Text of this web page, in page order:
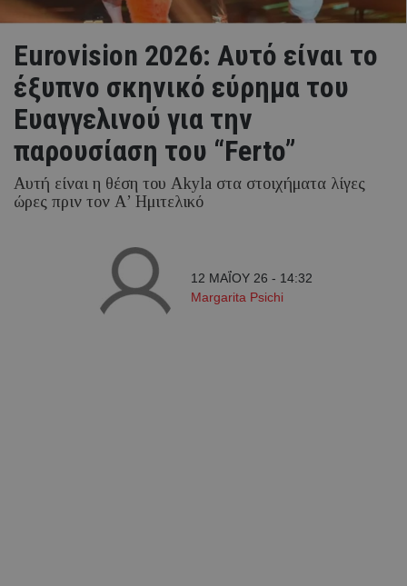
Eurovision 2026: Αυτό είναι το
έξυπνο σκηνικό εύρημα του
Ευαγγελινού για την
παρουσίαση του “Ferto”
Αυτή είναι η θέση του Akyla στα στοιχήματα λίγες
ώρες πριν τον Α’ Ημιτελικό
12 ΜΑΪ́ΟΥ 26 - 14:32
Margarita Psichi